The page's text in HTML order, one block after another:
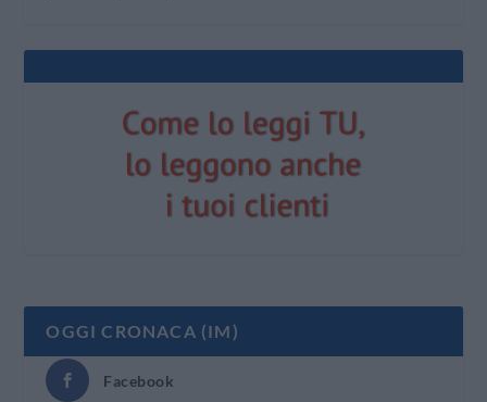
OGGI CRONACA (IM)
Facebook